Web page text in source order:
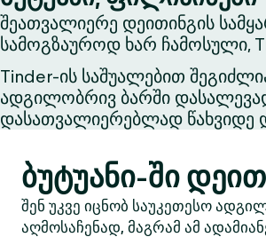
შეათვალიერე დეითინგის
სამოგზაუროდ ხარ ჩამოსული,
Tinder-ის საშუალებით
ადგილობრივ ბარში
დასათვალიერებლად წახვიდე
ბუტუანი-ში
შენ უკვე იცნობ საუკეთესო
აღმოსაჩენად, მაგრამ ამ